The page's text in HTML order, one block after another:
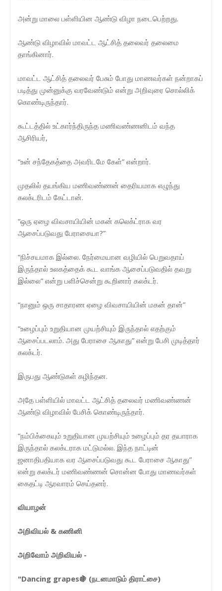
அன்று மாலை பள்ளியின ஆண்டு விழா நடைபெற்றது.
ஆண்டு விழாவில் மாவட்ட ஆட்சித் தலைவர் தலைமை
தாங்கினார்.
மாவட்ட ஆட்சித் தலைவர் பேசும் போது மாணவர்கள் நன்றாகப்
படித்து முன்னுக்கு வரவேண்டும் என்று அறிவுரை சொல்லிக்
கொண்டிருந்தார்.
கூட்டத்தில் உட்கார்ந்திருந்த மணிவண்ணனிடம் வந்த
ஆசிரியர்,
“உன் சந்தேகத்தை அவரிடமே கேள்” என்றார்.
முதலில் தயங்கிய மணிவண்ணன் தைரியமாக எழுந்து
கலக்டரிடம் கேட்டான்.
“ஒரு ஏழை விவசாயியின் மகன் கலெக்ட்ராக வர
ஆசைப்படுவது பேராசையா?”
“நிச்சயமாக இல்லை. நேர்மையான வழியில் பெறுவதாய்
இருந்தால் உலகத்தைக் கூட வாங்க ஆசைப்படுவதில் தவறு
இல்லை” என்று பளிச்சென்று கூறினார் கலக்டர்.
“நானும் ஒரு சாதாரண ஏழை விவசாயியின் மகன் தான்”
“உழைப்பும் உறுதியான முயற்சியும் இருந்தால் எதற்கும்
ஆசைப்படலாம். அது பேராசை ஆகாது” என்று பேசி முடித்தார்
கலக்டர்.
இருபது ஆண்டுகள் கழிந்தன.
அதே பள்ளியில் மாவட்ட ஆட்சித் தலைவர் மணிவண்ணன்
ஆண்டு விழாவில் பேசிக் கொண்டிருந்தார்.
“நம்பிக்கையும் உறுதியான முயற்சியும் உழைப்பும் தர தயாராக
இருந்தால் கலக்டராக மட்டுமல்ல. இந்த நாட்டின்
ஜனாதிபதியாக வர ஆசைப்படுவது கூட பேராசை ஆகாது”
என்று கலக்டர் மணிவண்ணன் சொன்ன போது மாணவர்கள்
கைதட்டி ஆரவாரம் செய்தனர்.
வியாழன்
அறிவியல் & கணினி
அறிவோம் அறிவியல் -
"Dancing grapes🍇 (நடனமாடும் திராட்சை)